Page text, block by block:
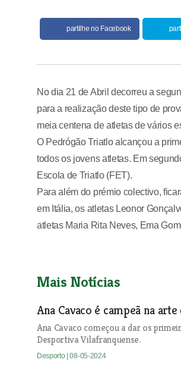
partilhe no Facebook
No dia 21 de Abril decorreu a
para a realização deste tipo de
meia centena de atletas de vários
O Pedrógão Triatlo alcançou a
todos os jovens atletas. Em
Escola de Triatlo (FET).
Para além do prémio colectivo,
em Itália, os atletas Leonor
atletas Maria Rita Neves, Ema
Mais Notícias
Ana Cavaco é campeã na
Ana Cavaco começou a dar os
Desportiva Vilafranquense.
Desporto | 08-05-2024